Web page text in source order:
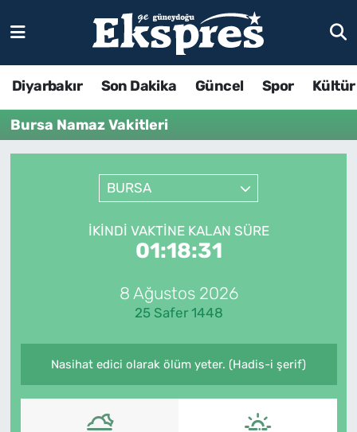
Diyarbakır Son Dakika Güncel Spor
Bursa Namaz Vakitleri
BURSA
İKINDI VAKTINE KALAN SÜRE
01:18:31
8 Ağustos 2026
25 Safer 1448
Nasihat edici olarak ölüm yeter. (Hadis-i şerif)